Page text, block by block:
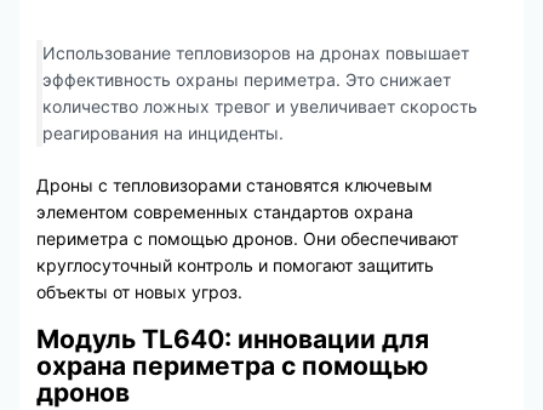
Использование тепловизоров на дронах повышает
эффективность охраны периметра. Это снижает
количество ложных тревог и увеличивает скорость
реагирования на инциденты.
Дроны с тепловизорами становятся ключевым
элементом современных стандартов охрана
периметра с помощью дронов. Они обеспечивают
круглосуточный контроль и помогают защитить
объекты от новых угроз.
Модуль TL640: инновации для
охрана периметра с помощью
дронов